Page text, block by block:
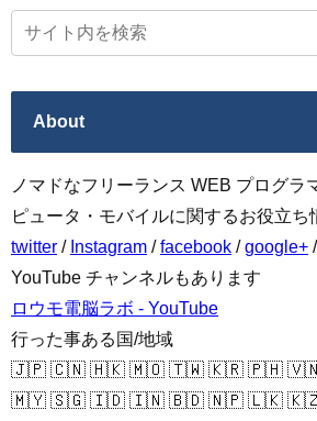
About
ノマドなフリーランス WEB プログラ
ピュータ・モバイルに関するお役立ち
twitter / Instagram /facebook /google+ /
YouTube チャンネルもあります
ロウモ電脳ラボ - YouTube
行った事ある国/地域
🇯🇵 🇨🇳 🇭🇰 🇲🇴 🇹🇼 🇰🇷 🇵🇭
🇲🇾 🇸🇬 🇮🇩 🇮🇳 🇧🇩 🇳🇵 🇱🇰